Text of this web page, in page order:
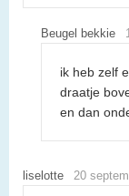
Beugel bekkie
ik heb zelf
draatje
en dan
liselotte 20